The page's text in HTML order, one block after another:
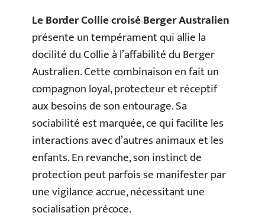
Le Border Collie croisé Berger Australien
présente un tempérament qui allie la
docilité du Collie à l’affabilité du Berger
Australien. Cette combinaison en fait un
compagnon loyal, protecteur et réceptif
aux besoins de son entourage. Sa
sociabilité est marquée, ce qui facilite les
interactions avec d’autres animaux et les
enfants. En revanche, son instinct de
protection peut parfois se manifester par
une vigilance accrue, nécessitant une
socialisation précoce.